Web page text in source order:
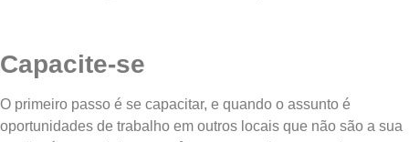
Capacite-se
O primeiro passo é se capacitar, e quando o assunto é
oportunidades de trabalho em outros locais que não são a sua